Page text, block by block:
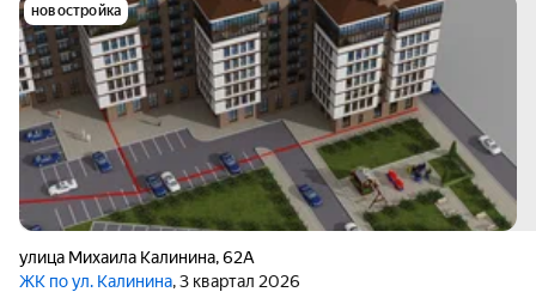
новостройка
улица Михаила Калинина,62А
ЖК по ул. Калинина, 3 квартал 2026